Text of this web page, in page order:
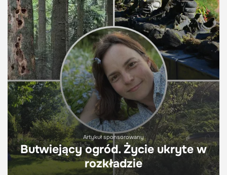
Artykuł sponsorowany
Butwiejący ogród. Życie ukryte w
rozkładzie